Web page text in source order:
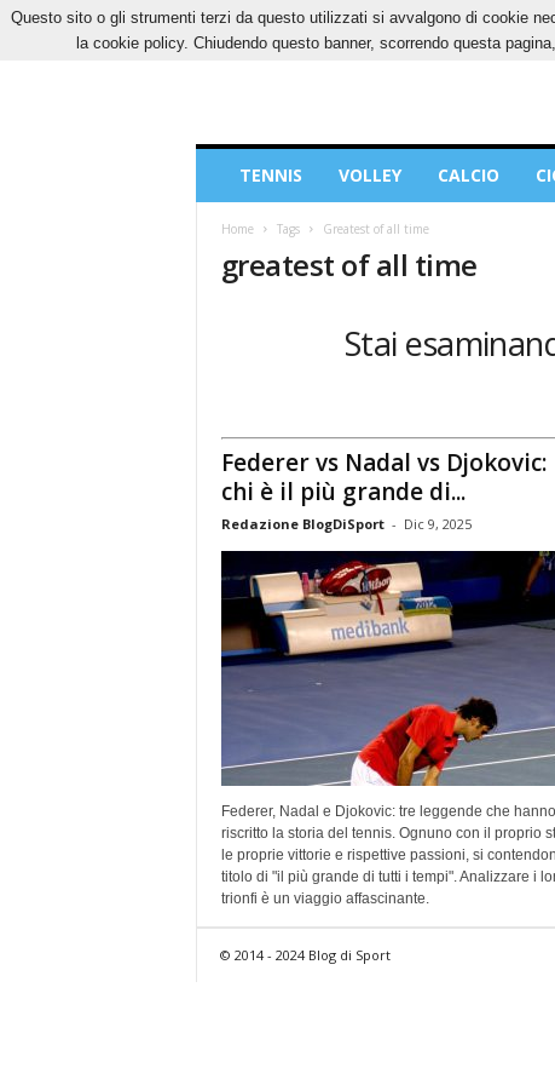
VENERDÌ, 7 AGOSTO 2026 CONTATTI
Sport
TENNIS VOLLEY CALCIO
Home Tags Greatest of all time
greatest of all time
Stai
Federer vs Nadal vs Djokovic:
chi è il più grande di...
Redazione BlogDiSport - Dic 9, 2025
Federer, Nadal e Djokovic: tre leggende che hanno
riscritto la storia del tennis. Ognuno con il proprio
le proprie vittorie e rispettive passioni, si
titolo di "il più grande di tutti i tempi". Analizzare i
trionfi è un viaggio affascinante.
© 2014 - 2024 Blog di Sport
Questo sito o gli strumenti terzi da questo utilizzati si avvalgono di cookie
la cookie policy. Chiudendo questo banner, scorrendo questa